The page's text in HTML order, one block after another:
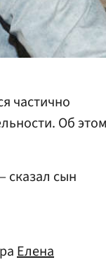
частично
Об этом
сказал сын
Елена